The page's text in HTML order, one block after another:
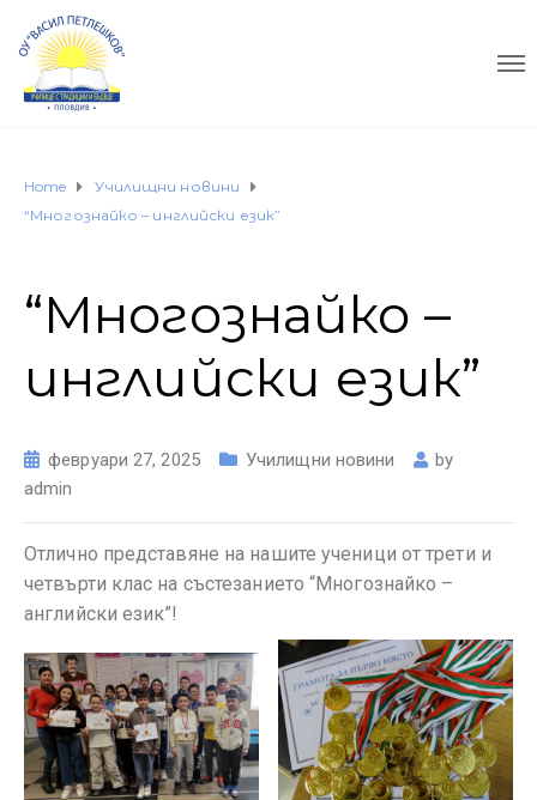
Home
Училищни новини
“Многознайко – инглийски език”
“Многознайко –
инглийски език”
февруари 27, 2025 Училищни новини
by
admin
Отлично представяне на нашите ученици от трети и
четвърти клас на състезанието “Многознайко –
английски език”!